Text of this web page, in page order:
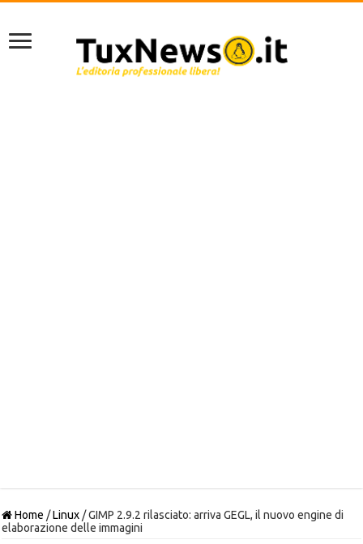
Home /Linux /GIMP 2.9.2 rilasciato: arriva GEGL, il nuovo engine di
elaborazione delle immagini